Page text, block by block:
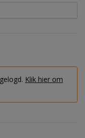
Klik hier om